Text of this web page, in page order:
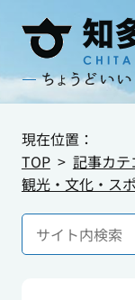
現在位置：
TOP
記事カテ
観光・文化・ス